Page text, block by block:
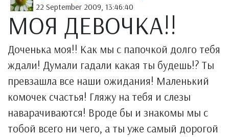
22 September 2009, 13:46:40
МОЯ ДЕВОЧКА!!
Доченька моя!! Как мы с папочкой долго тебя
ждали! Думали гадали какая ты будешь!? Ты
превзашла все наши ожидания! Маленький
комочек счастья! Гляжу на тебя и слезы
наварачиваются! Вроде бы и знакомы мы с
тобой всего ни чего, а ты уже самый дорогой